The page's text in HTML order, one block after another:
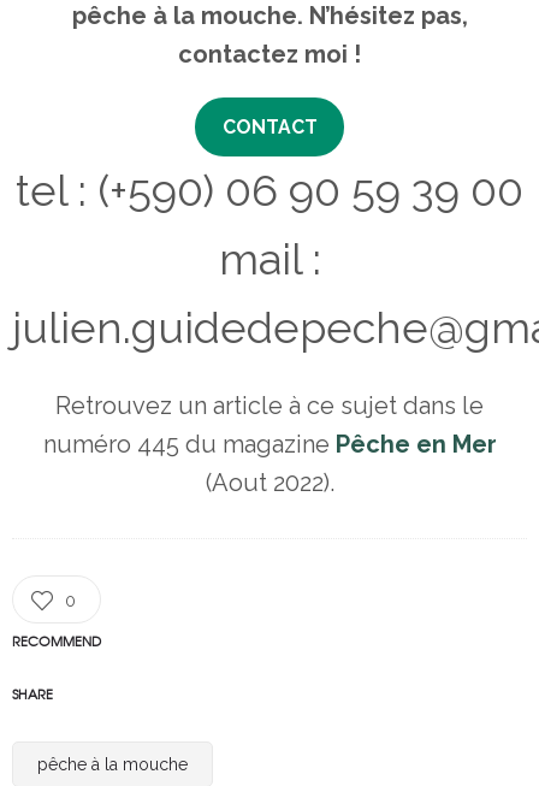
pêche à la mouche. N’hésitez pas,
contactez moi !
CONTACT
tel : (+590) 06 90 59 39 00
mail :
Retrouvez un article à ce sujet dans le
numéro 445 du magazine Pêche en Mer
(Aout 2022).
0
RECOMMEND
SHARE
pêche à la mouche